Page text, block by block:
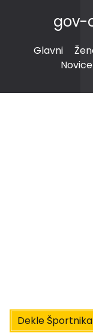
gov-
Glavni
Novice
Dekle Športnika